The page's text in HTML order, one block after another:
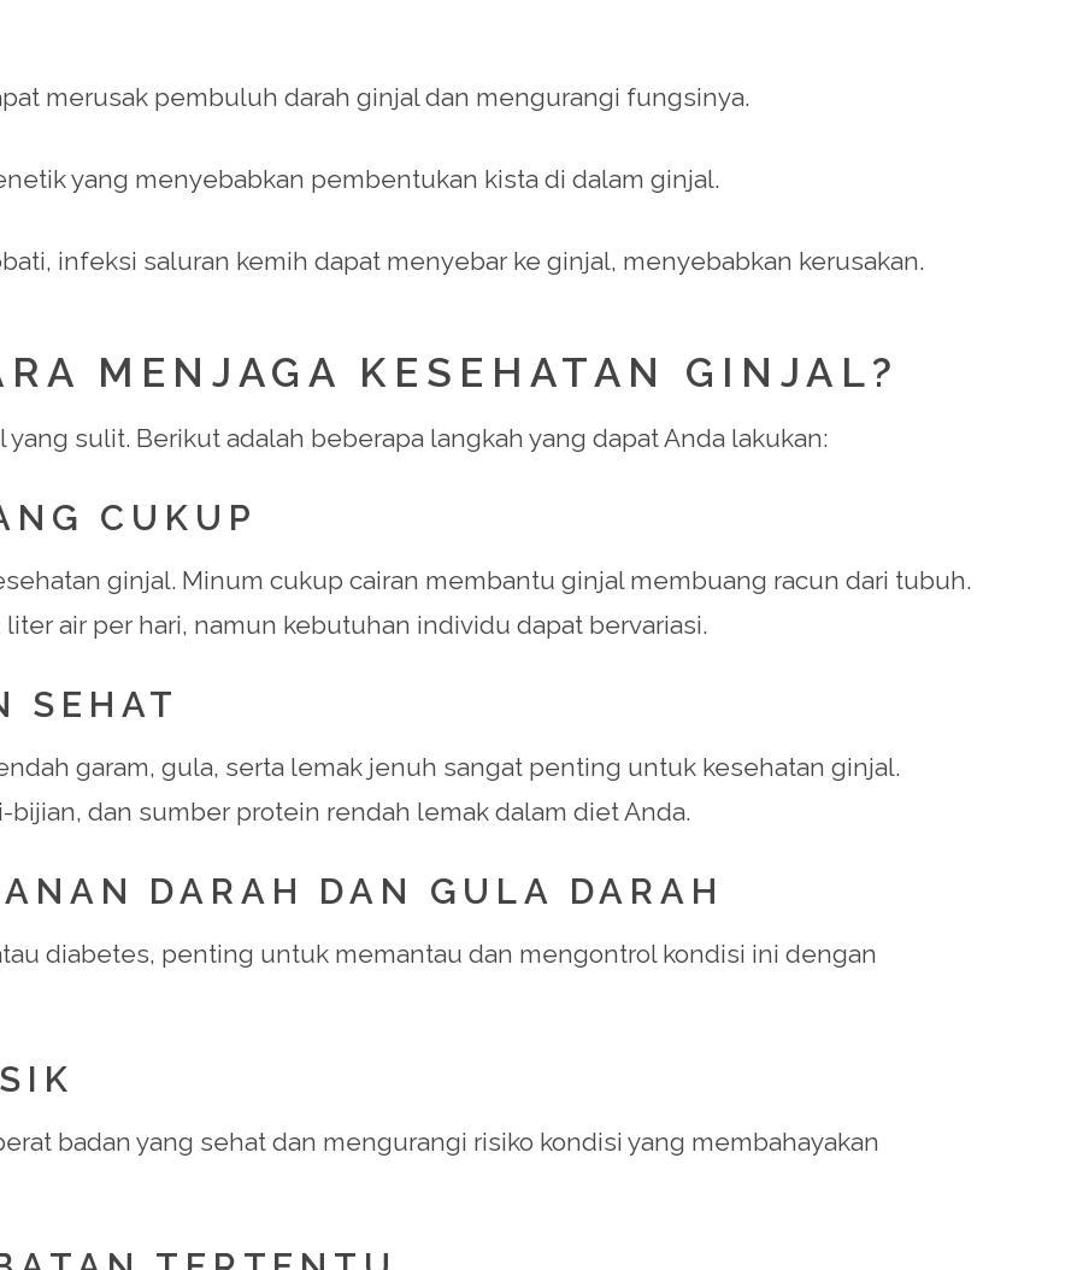
merusak pembuluh darah ginjal dan mengurangi fungsinya.
yang menyebabkan pembentukan kista di dalam ginjal.
infeksi saluran kemih dapat menyebar ke ginjal, menyebabkan kerusakan.
MENJAGA KESEHATAN GINJAL?
sulit. Berikut adalah beberapa langkah yang dapat Anda lakukan:
CUKUP
ginjal. Minum cukup cairan membantu ginjal membuang racun dari tubuh.
air per hari, namun kebutuhan individu dapat bervariasi.
SEHAT
garam, gula, serta lemak jenuh sangat penting untuk kesehatan ginjal.
bijian, dan sumber protein rendah lemak dalam diet Anda.
DARAH DAN GULA DARAH
diabetes, penting untuk memantau dan mengontrol kondisi ini dengan
badan yang sehat dan mengurangi risiko kondisi yang membahayakan